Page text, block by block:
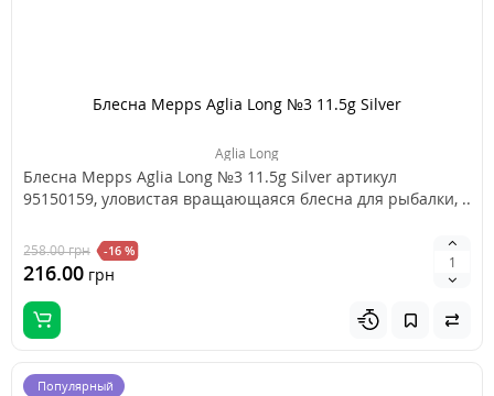
Блесна Mepps Aglia Long №3 11.5g Silver
Aglia Long
Блесна Mepps Aglia Long №3 11.5g Silver артикул
95150159, уловистая вращающаяся блесна для рыбалки, ..
258.00грн -16 %
216.00 грн
Популярный